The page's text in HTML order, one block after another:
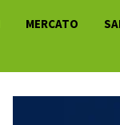
MERCATO